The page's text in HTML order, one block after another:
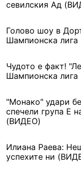
севилския Ад
Голово шоу в
Шампионска
Чудото е факт!
Шампионска
"Монако" удари
спечели група Е
(ВИДЕО)
Илиана Раева:
успехите ни